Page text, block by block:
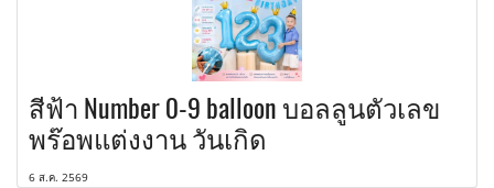
สีฟ้า Number 0-9 balloon บอลลูนตัวเลข
พร๊อพแต่งงาน วันเกิด
6 ส.ค. 2569